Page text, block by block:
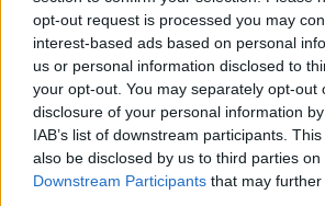
opt-out request is processed you may
interest-based ads based on personal
us or personal information disclosed to
your opt-out. You may separately opt-out
disclosure of your personal information
IAB’s list of downstream participants.
also be disclosed by us to third parties on
Downstream Participants that may
emergenze, è consigliabile
gradualmente l’animale e
Prendersi cura dei propri animali
l’inverno richiede un’attenzione
essenziale garantire loro un
sicuro. Seguendo alcuni semplici